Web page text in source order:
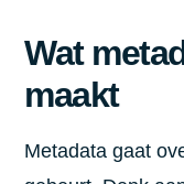
Wat
maakt
Metadata gaat